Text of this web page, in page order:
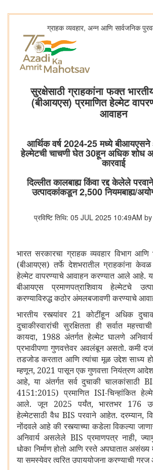
ग्राहक व्यवहार, अन्न आणि सार्वजनिक
सुरक्षेसाठी ग्राहकांना फक्त
(बीआयएस) प्रमाणित हेल्मेट
आवाहन
आर्थिक वर्ष 2024-25 मध्ये
हेल्मेटची चाचणी घेत 30हून अधिक शोध
कारवाई
दिल्लीत कालबाह्य किंवा रद्द केलेले
उत्पादकांकडून 2,500 नियमबाह्य/
प्रविष्टि तिथि: 05 JUL 2025 10:49AM
भारत सरकारचा ग्राहक व्यवहार विभाग आणि
(बीआयएस) तर्फे देशभरातील ग्राहकांना
हेल्मेट वापरण्याचे आवाहन करण्यात आले आहे.
बीआयएस प्रमाणपत्राशिवाय हेल्मेटचे
करण्याविरुद्ध कठोर अंमलबजावणी करण्याचे
भारतीय रस्त्यांवर 21 कोटींहून अधिक
दुचाकीस्वारांची सुरक्षितता ही सर्वात
कायदा, 1988अंतर्गत हेल्मेट घालणे
प्रभावीपणा गुणवत्तेवर अवलंबून असतो. कमी
तडजोड करतात आणि त्यांचा मूळ उद्देश साध्य
म्हणून, 2021 पासून एक गुणवत्ता नियंत्रण
आहे,या अंतर्गत सर्व दुचाकी चालकांसाठी
4151:2015)प्रमाणित ISI-चिन्हांकित
आले. जून 2025 पर्यंत,भारतभर 176
हेल्मेटसाठी वैध BISपरवाने आहेत. दरम्यान,
नोंदवले आहे की रस्त्याच्या कडेला विकल्या
अनिवार्य असलेले BISप्रमाणपत्र नाही,
धोका निर्माण होतो आणि रस्ते अपघातात असंख्य
या समस्येवर त्वरित उपाययोजना करण्याची